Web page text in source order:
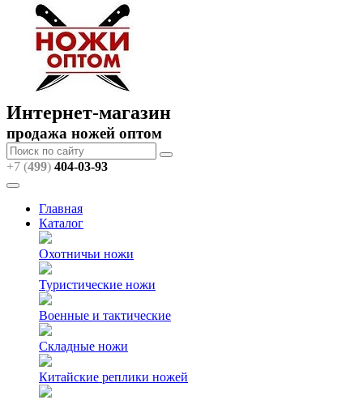
Интернет-магазин
продажа ножей оптом
+7 (499) 404-03-93
Главная
Каталог
Охотничьи ножи
Туристические ножи
Военные и тактические
Складные ножи
Китайские реплики ножей